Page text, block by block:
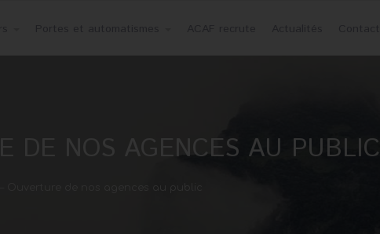
DE NOS AGENCES AU PUBLIC